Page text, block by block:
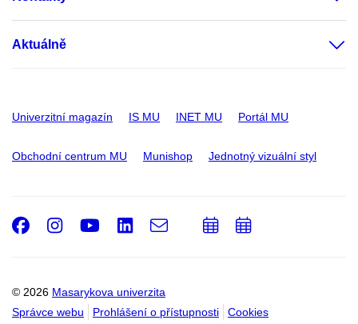
Aktuálně
Univerzitní magazín IS MU INET MU Portál MU
Obchodní centrum MU Munishop Jednotný vizuální styl
© 2026 Masarykova univerzita
Správce webu
Prohlášení o přístupnosti Cookies
Facebook
Instagram
Youtube
LinkedIn
e-
PřidatPřidat